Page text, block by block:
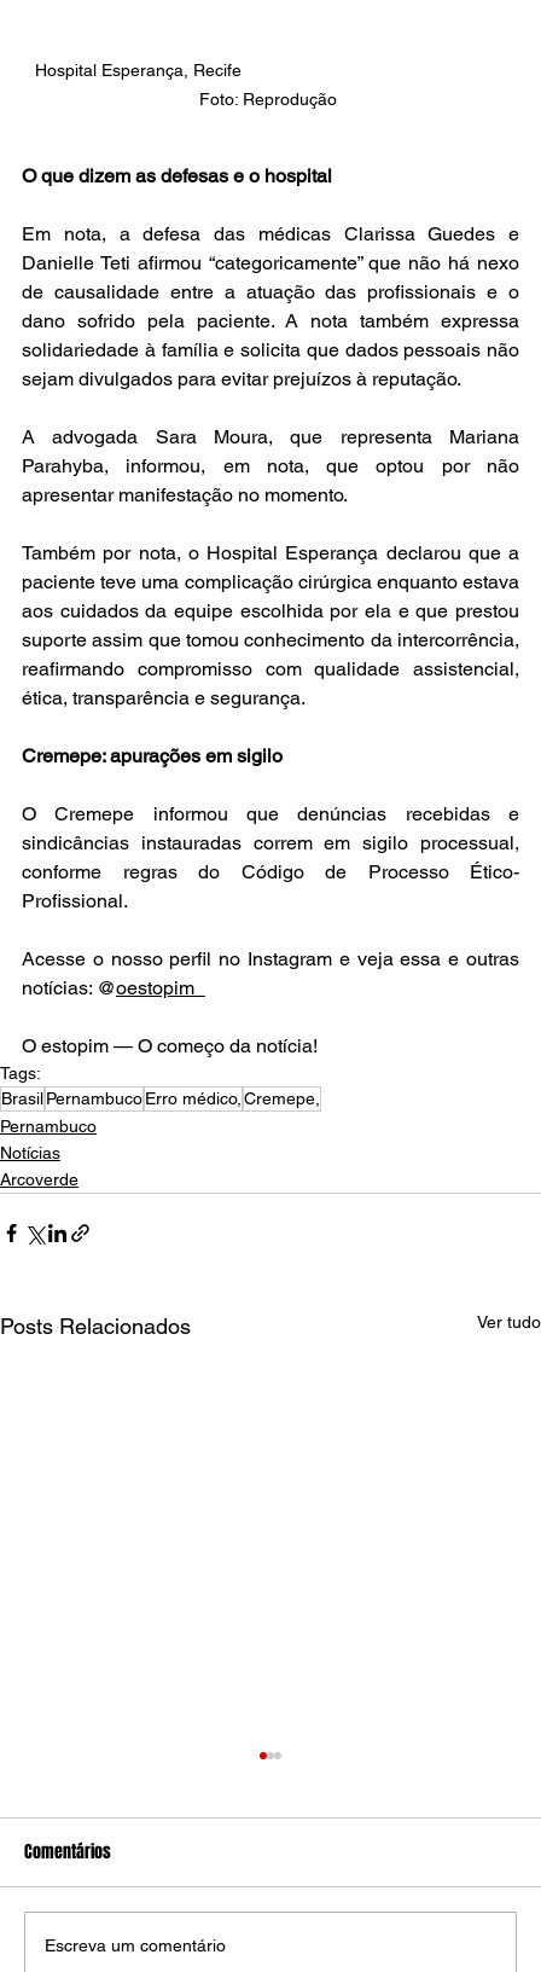
Hospital Esperança, Recife
Foto: Reprodução
O que dizem as defesas e o hospital
Em nota, a defesa das médicas Clarissa Guedes e
Danielle Teti afirmou “categoricamente” que não há nexo
de causalidade entre a atuação das profissionais e o
dano sofrido pela paciente. A nota também expressa
solidariedade à família e solicita que dados pessoais não
sejam divulgados para evitar prejuízos à reputação.
A advogada Sara Moura, que representa Mariana
Parahyba, informou, em nota, que optou por não
apresentar manifestação no momento.
Também por nota, o Hospital Esperança declarou que a
paciente teve uma complicação cirúrgica enquanto estava
aos cuidados da equipe escolhida por ela e que prestou
suporte assim que tomou conhecimento da intercorrência,
reafirmando compromisso com qualidade assistencial,
ética, transparência e segurança.
Cremepe: apurações em sigilo
O Cremepe informou que denúncias recebidas e
sindicâncias instauradas correm em sigilo processual,
conforme regras do Código de Processo Ético-
Profissional.
Acesse o nosso perfil no Instagram e veja essa e outras
notícias: @oestopim_
O estopim — O começo da notícia!
Tags:
BrasilPernambucoErro médico, Cremepe,
Pernambuco
Notícias
Arcoverde
Posts Relacionados Ver tudo
Comentários
Escreva um comentário